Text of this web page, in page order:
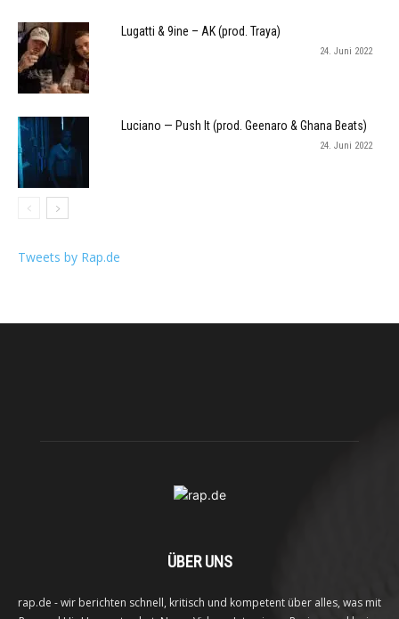
Lugatti & 9ine – AK (prod. Traya)
24. Juni 2022
Luciano — Push It (prod. Geenaro & Ghana Beats)
24. Juni 2022
Tweets by Rap.de
ÜBER UNS
rap.de - wir berichten schnell, kritisch und kompetent über alles, was mit